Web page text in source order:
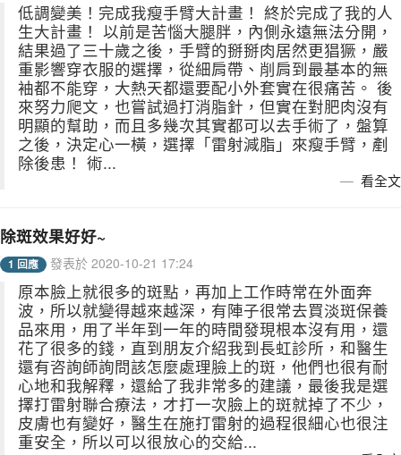
低調變美！完成我瘦手臂大計畫！ 終於完成了我的人
生大計畫！ 以前是苦惱大腿胖，內側永遠無法分開，
結果過了三十歲之後，手臂的掰掰肉居然更猖獗，嚴
重影響穿衣服的選擇，從細肩帶、削肩到最基本的無
袖都不能穿，大熱天都還要配小外套實在很痛苦。 後
來努力爬文，也嘗試過打消脂針，但實在對肥肉沒有
明顯的幫助，而且多幾次其實都可以去手術了，盤算
之後，決定心一橫，選擇「雷射減脂」來瘦手臂，剷
除後患！ 術...
看全文
除斑效果好好~
1 回應 發表於 2020-10-21 17:24
原本臉上就很多的斑點，再加上工作時常在外面奔
波，所以就變得越來越深，有陣子很常去買淡斑保養
品來用，用了半年到一年的時間發現根本沒有用，還
花了很多的錢，直到朋友介紹我到長虹診所，和醫生
還有咨詢師詢問該怎麼處理臉上的斑，他們也很有耐
心地和我解釋，還給了我非常多的建議，最後我是選
擇打雷射聯合療法，才打一次臉上的斑就掉了不少，
皮膚也有變好，醫生在施打雷射的過程很細心也很注
重安全，所以可以很放心的交給...